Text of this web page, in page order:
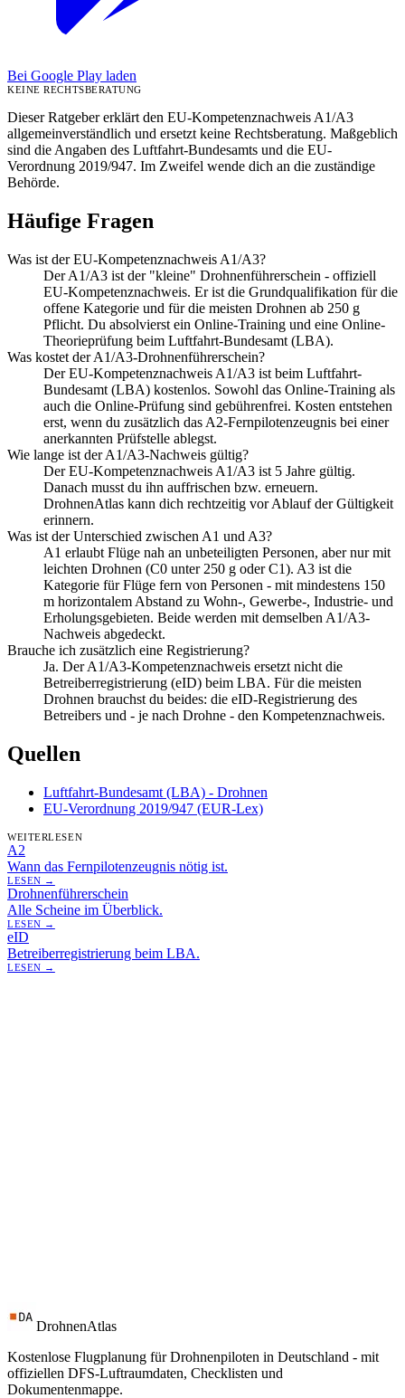
Bei Google Play laden
KEINE RECHTSBERATUNG
Dieser Ratgeber erklärt den EU-Kompetenznachweis A1/A3
allgemeinverständlich und ersetzt keine Rechtsberatung. Maßgeblich
sind die Angaben des Luftfahrt-Bundesamts und die EU-
Verordnung 2019/947. Im Zweifel wende dich an die zuständige
Behörde.
Häufige Fragen
Was ist der EU-Kompetenznachweis A1/A3?
Der A1/A3 ist der "kleine" Drohnenführerschein - offiziell
EU-Kompetenznachweis. Er ist die Grundqualifikation für die
offene Kategorie und für die meisten Drohnen ab 250 g
Pflicht. Du absolvierst ein Online-Training und eine Online-
Theorieprüfung beim Luftfahrt-Bundesamt (LBA).
Was kostet der A1/A3-Drohnenführerschein?
Der EU-Kompetenznachweis A1/A3 ist beim Luftfahrt-
Bundesamt (LBA) kostenlos. Sowohl das Online-Training als
auch die Online-Prüfung sind gebührenfrei. Kosten entstehen
erst, wenn du zusätzlich das A2-Fernpilotenzeugnis bei einer
anerkannten Prüfstelle ablegst.
Wie lange ist der A1/A3-Nachweis gültig?
Der EU-Kompetenznachweis A1/A3 ist 5 Jahre gültig.
Danach musst du ihn auffrischen bzw. erneuern.
DrohnenAtlas kann dich rechtzeitig vor Ablauf der Gültigkeit
erinnern.
Was ist der Unterschied zwischen A1 und A3?
A1 erlaubt Flüge nah an unbeteiligten Personen, aber nur mit
leichten Drohnen (C0 unter 250 g oder C1). A3 ist die
Kategorie für Flüge fern von Personen - mit mindestens 150
m horizontalem Abstand zu Wohn-, Gewerbe-, Industrie- und
Erholungsgebieten. Beide werden mit demselben A1/A3-
Nachweis abgedeckt.
Brauche ich zusätzlich eine Registrierung?
Ja. Der A1/A3-Kompetenznachweis ersetzt nicht die
Betreiberregistrierung (eID) beim LBA. Für die meisten
Drohnen brauchst du beides: die eID-Registrierung des
Betreibers und - je nach Drohne - den Kompetenznachweis.
Quellen
Luftfahrt-Bundesamt (LBA) - Drohnen
EU-Verordnung 2019/947 (EUR-Lex)
WEITERLESEN
A2
Wann das Fernpilotenzeugnis nötig ist.
LESEN →
Drohnenführerschein
Alle Scheine im Überblick.
LESEN →
eID
Betreiberregistrierung beim LBA.
LESEN →
DrohnenAtlas
Kostenlose Flugplanung für Drohnenpiloten in Deutschland - mit
offiziellen DFS-Luftraumdaten, Checklisten und
Dokumentenmappe.